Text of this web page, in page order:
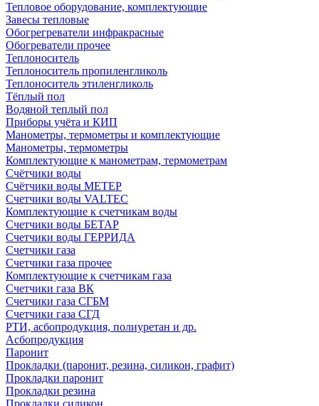
Тепловое оборудование, комплектующие
Завесы тепловые
Обогрегреватели инфракрасные
Обогреватели прочее
Теплоноситель
Теплоноситель пропиленгликоль
Теплоноситель этиленгликоль
Тёплый пол
Водяной теплый пол
Приборы учёта и КИП
Манометры, термометры и комплектующие
Манометры, термометры
Комплектующие к манометрам, термометрам
Счётчики воды
Счётчики воды МЕТЕР
Счетчики воды VALTEC
Комплектующие к счетчикам воды
Счетчики воды БЕТАР
Счетчики воды ГЕРРИДА
Счетчики газа
Счетчики газа прочее
Комплектующие к счетчикам газа
Счетчики газа ВК
Счетчики газа СГБМ
Счетчики газа СГД
РТИ, асбопродукция, полиуретан и др.
Асбопродукция
Паронит
Прокладки (паронит, резина, силикон, графит)
Прокладки паронит
Прокладки резина
Прокладки силикон